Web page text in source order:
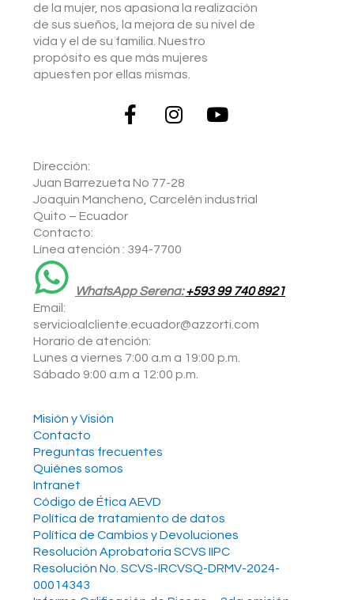
de la mujer, nos apasiona la realización
de sus sueños, la mejora de su nivel de
vida y el de su familia. Nuestro
propósito es que más mujeres
apuesten por ellas mismas.
Dirección:
Juan Barrezueta No 77-28
Joaquin Mancheno, Carcelén industrial
Quito – Ecuador
Contacto:
Línea atención : 394-7700
WhatsApp Serena:+593 99 740 8921
Email:
servicioalcliente.ecuador@azzorti.com
Horario de atención:
Lunes a viernes 7:00 a.m a 19:00 p.m.
Sábado 9:00 a.m a 12:00 p.m.
Misión y Visión
Contacto
Preguntas frecuentes
Quiénes somos
Intranet
Código de Ética AEVD
Política de tratamiento de datos
Política de Cambios y Devoluciones
Resolución Aprobatoria SCVS IIPC
Resolución No. SCVS-IRCVSQ-DRMV-2024-
00014343